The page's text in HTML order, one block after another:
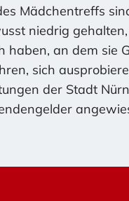
Mädchentreffs
niedrig
haben, an dem sie
sich
der Stadt